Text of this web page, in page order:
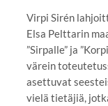
Virpi Sirén
Elsa Pelttarin
”Sirpalle” ja
värein
asettuvat
vielä tietäjiä,